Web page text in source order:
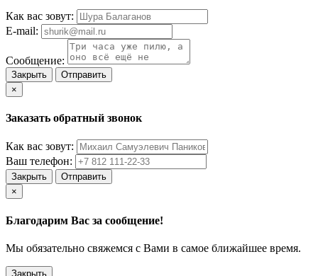
Как вас зовут:
E-mail:
Сообщение:
Закрыть
Отправить
×
Заказать обратный звонок
Как вас зовут:
Ваш телефон:
Закрыть
Отправить
×
Благодарим Вас за сообщение!
Мы обязательно свяжемся с Вами в самое ближайшее время.
Закрыть